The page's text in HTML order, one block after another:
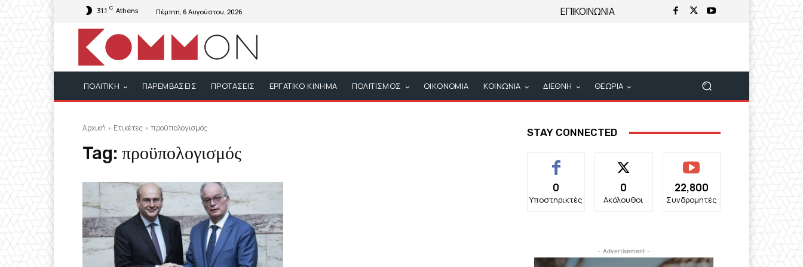
31.1 C Athens Πέμπτη, 6 Αυγούστου, 2026 ΕΠΙΚΟΙΝΩΝΙΑ
ΠΟΛΙΤΙΚΗ ΠΑΡΕΜΒΑΣΕΙΣ ΠΡΟΤΑΣΕΙΣ ΕΡΓΑΤΙΚΟ ΚΙΝΗΜΑ ΠΟΛΙΤΙΣΜΟΣ ΟΙΚΟΝΟΜΙΑ ΚΟΙΝΩΝΙΑ ΔΙΕΘΝΗ ΘΕΩΡΙΑ
Αρχική Ετικέτες προϋπολογισμός
Tag: προϋπολογισμός
STAY CONNECTED
0
Υποστηρικτές
0
Ακόλουθοι
22,800
Συνδρομητές
- Advertisement -